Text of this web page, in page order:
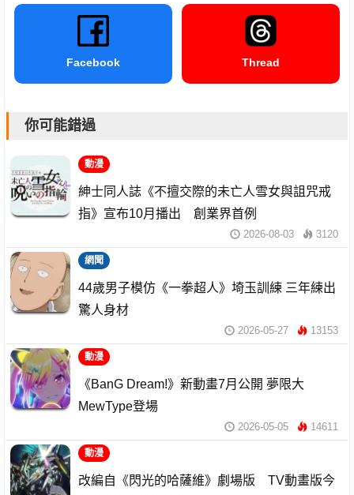
Facebook Thread
你可能錯過
動漫
紳士同人誌《不擅交際的未亡人雪女與詛咒戒
指》宣布10月播出 創業界首例
2026-08-03 3120
網聞
44歲男子模仿《一拳超人》埼玉訓練 三年練出
驚人身材
2026-05-27 13153
動漫
《BanG Dream!》新動畫7月公開 夢限大
MewType登場
2026-05-05 14611
動漫
改編自《閃光的哈薩維》劇場版 TV動畫版今